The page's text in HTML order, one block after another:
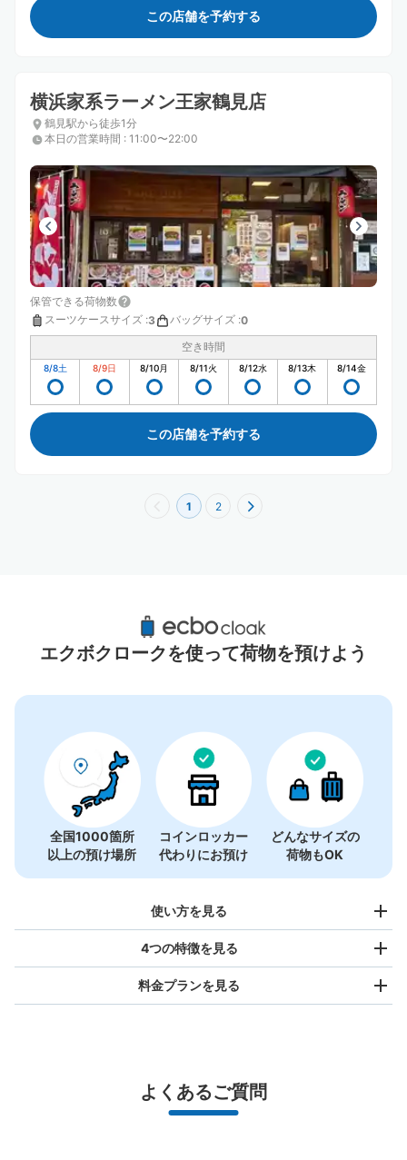
この店舗を予約する
横浜家系ラーメン王家鶴見店
鶴見駅から徒歩1分
本日の営業時間 : 11:00〜22:00
保管できる荷物数
スーツケースサイズ :3 バッグサイズ :0
空き時間
8/8土 8/9日 8/10月 8/11火 8/12水 8/13木 8/14金
この店舗を予約する
1 2
ラゾーナ川崎周辺のおすすめコインロッカー
15件
エクボクロークを使って荷物を預けよう
全国1000箇所
以上の預け場所
コインロッカー
代わりにお預け
どんなサイズの
荷物もOK
使い方を見る
スマホからお店と日時を
指定して事前予約
4つの特徴を見る
全国1,000箇所以上と提携
料金プランを見る
最大辺が45cm未満の大きさのお荷物（リュック、ハンド
バッグ、お手荷物など）
よくあるご質問